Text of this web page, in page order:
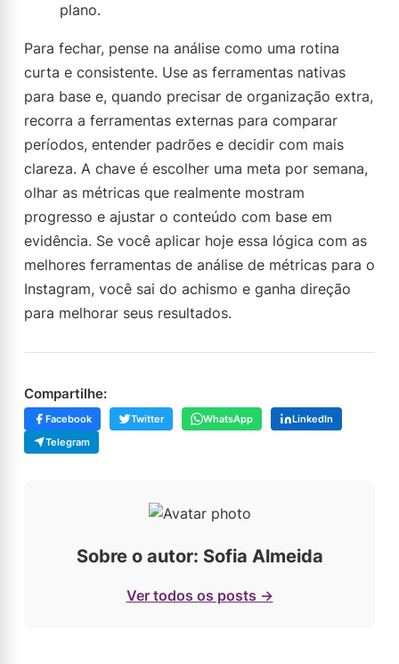
plano.
Para fechar, pense na análise como uma rotina
curta e consistente. Use as ferramentas nativas
para base e, quando precisar de organização extra,
recorra a ferramentas externas para comparar
períodos, entender padrões e decidir com mais
clareza. A chave é escolher uma meta por semana,
olhar as métricas que realmente mostram
progresso e ajustar o conteúdo com base em
evidência. Se você aplicar hoje essa lógica com as
melhores ferramentas de análise de métricas para o
Instagram, você sai do achismo e ganha direção
para melhorar seus resultados.
Compartilhe:
Facebook Twitter WhatsApp
LinkedIn
Telegram
Sobre o autor: Sofia Almeida
Ver todos os posts →